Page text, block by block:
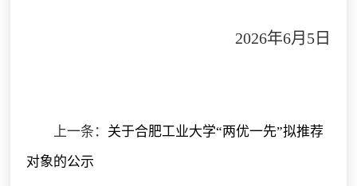
2026年6月5日
上一条： 关于合肥工业大学“两优一先”拟推荐
对象的公示